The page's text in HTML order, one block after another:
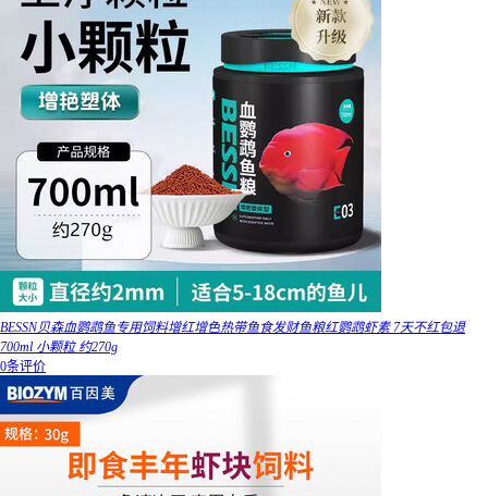
BESSN贝森血鹦鹉鱼专用饲料增红增色热带鱼食发财鱼粮红鹦鹉虾素 7天不红包退
700ml 小颗粒 约270g
0条评价